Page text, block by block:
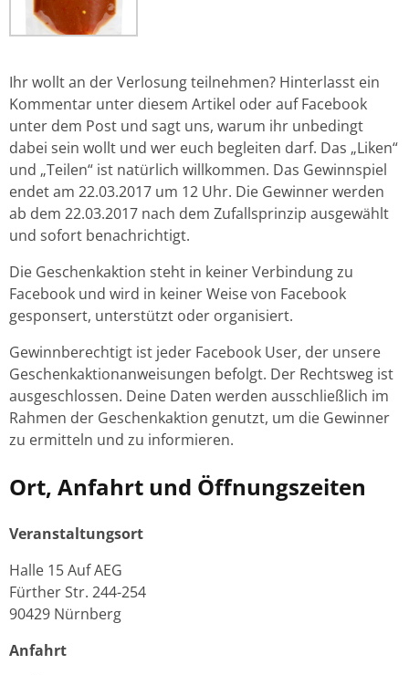
Ihr wollt an der Verlosung teilnehmen? Hinterlasst ein
Kommentar unter diesem Artikel oder auf Facebook
unter dem Post und sagt uns, warum ihr unbedingt
dabei sein wollt und wer euch begleiten darf. Das „Liken“
und „Teilen“ ist natürlich willkommen. Das Gewinnspiel
endet am 22.03.2017 um 12 Uhr. Die Gewinner werden
ab dem 22.03.2017 nach dem Zufallsprinzip ausgewählt
und sofort benachrichtigt.
Die Geschenkaktion steht in keiner Verbindung zu
Facebook und wird in keiner Weise von Facebook
gesponsert, unterstützt oder organisiert.
Gewinnberechtigt ist jeder Facebook User, der unsere
Geschenkaktionanweisungen befolgt. Der Rechtsweg ist
ausgeschlossen. Deine Daten werden ausschließlich im
Rahmen der Geschenkaktion genutzt, um die Gewinner
zu ermitteln und zu informieren.
Ort, Anfahrt und Öffnungszeiten
Veranstaltungsort
Halle 15 Auf AEG
Fürther Str. 244-254
90429 Nürnberg
Anfahrt